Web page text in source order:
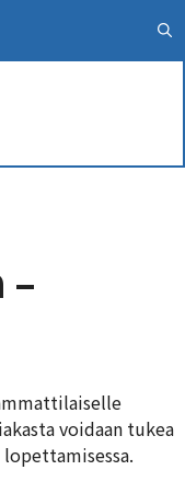
voidaan tukea